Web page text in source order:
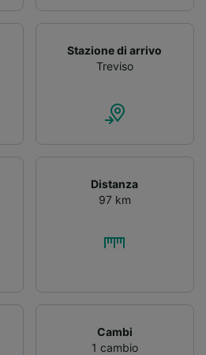
Stazione di arrivo
Treviso
Distanza
97 km
Cambi
1 cambio